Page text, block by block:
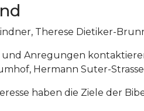
Therese Dietiker-
und Anregungen
Hermann Suter-Strasse
haben die Ziele der